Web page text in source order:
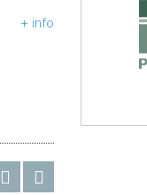
+ info